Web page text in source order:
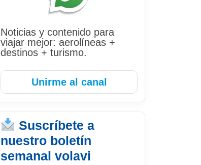
Noticias y contenido para
viajar mejor: aerolíneas +
destinos + turismo.
Unirme al canal
Suscríbete a
nuestro boletín
semanal volavi